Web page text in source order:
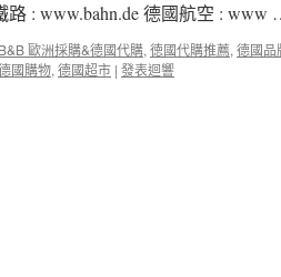
: www.bahn.de 德國航空 : www
B&B 歐洲採購&德國代購, 徳國代購推薦, 德國品
國購物, 德國超市 | 發表迴響